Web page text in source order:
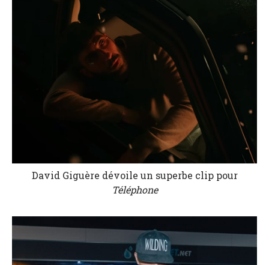
David Giguère dévoile un superbe clip pour
Téléphone